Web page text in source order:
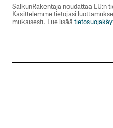
SalkunRakentaja noudattaa EU:n
Käsittelemme tietojasi
mukaisesti. Lue lisää